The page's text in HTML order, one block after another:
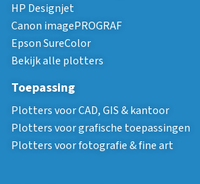
HP Designjet
Canon imagePROGRAF
Epson SureColor
Bekijk alle plotters
Toepassing
Plotters voor CAD, GIS & kantoor
Plotters voor grafische toepassingen
Plotters voor fotografie & fine art